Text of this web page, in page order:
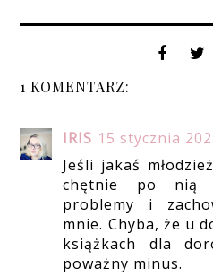
1 KOMENTARZ:
IRIS 15 stycznia
Jeśli jakaś
chętnie po nią
problemy i
mnie. Chyba, że u
książkach dla
poważny minus.